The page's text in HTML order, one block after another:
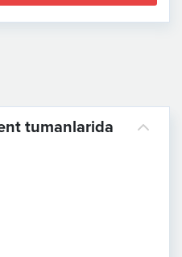
tumanlarida